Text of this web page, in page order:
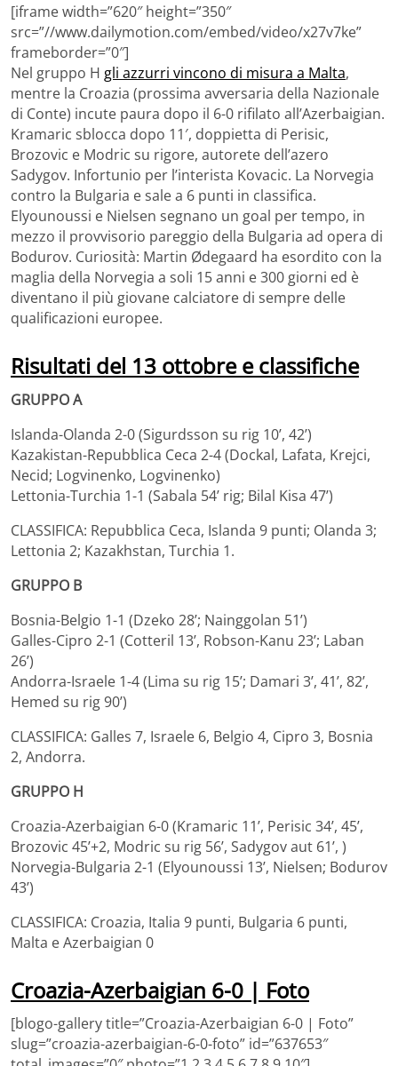
[iframe width=”620″ height=”350″
src=”//www.dailymotion.com/embed/video/x27v7ke”
frameborder=”0″]
Nel gruppo H gli azzurri vincono di misura a Malta,
mentre la Croazia (prossima avversaria della Nazionale
di Conte) incute paura dopo il 6-0 rifilato all’Azerbaigian.
Kramaric sblocca dopo 11′, doppietta di Perisic,
Brozovic e Modric su rigore, autorete dell’azero
Sadygov. Infortunio per l’interista Kovacic. La Norvegia
contro la Bulgaria e sale a 6 punti in classifica.
Elyounoussi e Nielsen segnano un goal per tempo, in
mezzo il provvisorio pareggio della Bulgaria ad opera di
Bodurov. Curiosità: Martin Ødegaard ha esordito con la
maglia della Norvegia a soli 15 anni e 300 giorni ed è
diventano il più giovane calciatore di sempre delle
qualificazioni europee.
Risultati del 13 ottobre e classifiche
GRUPPO A
Islanda-Olanda 2-0 (Sigurdsson su rig 10’, 42’)
Kazakistan-Repubblica Ceca 2-4 (Dockal, Lafata, Krejci,
Necid; Logvinenko, Logvinenko)
Lettonia-Turchia 1-1 (Sabala 54’ rig; Bilal Kisa 47’)
CLASSIFICA: Repubblica Ceca, Islanda 9 punti; Olanda 3;
Lettonia 2; Kazakhstan, Turchia 1.
GRUPPO B
Bosnia-Belgio 1-1 (Dzeko 28’; Nainggolan 51’)
Galles-Cipro 2-1 (Cotteril 13’, Robson-Kanu 23’; Laban
26’)
Andorra-Israele 1-4 (Lima su rig 15’; Damari 3’, 41’, 82’,
Hemed su rig 90’)
CLASSIFICA: Galles 7, Israele 6, Belgio 4, Cipro 3, Bosnia
2, Andorra.
GRUPPO H
Croazia-Azerbaigian 6-0 (Kramaric 11’, Perisic 34’, 45’,
Brozovic 45’+2, Modric su rig 56’, Sadygov aut 61’, )
Norvegia-Bulgaria 2-1 (Elyounoussi 13’, Nielsen; Bodurov
43’)
CLASSIFICA: Croazia, Italia 9 punti, Bulgaria 6 punti,
Malta e Azerbaigian 0
Croazia-Azerbaigian 6-0 | Foto
[blogo-gallery title=”Croazia-Azerbaigian 6-0 | Foto”
slug=”croazia-azerbaigian-6-0-foto” id=”637653″